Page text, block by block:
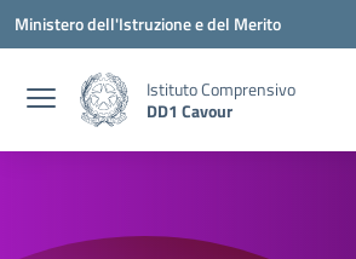
Vai ai contenuti
Vai al menu di navigazione
Vai al footer
Ministero dell'Istruzione e del Merito
Istituto Comprensivo
DD1 Cavour